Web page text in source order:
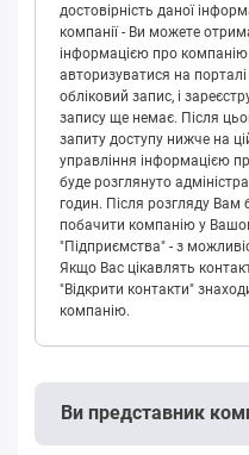
достовірність даної
компанії - Ви можете
інформацією про
авторизуватися на
обліковий запис, і
запису ще немає. Після
запиту доступу нижче на
управління інформацією
буде розглянуто
годин. Після розгляду Вам
побачити компанію у
"Підприємства" - з
Якщо Вас цікавлять
"Відкрити контакти"
компанію.
Ви представник